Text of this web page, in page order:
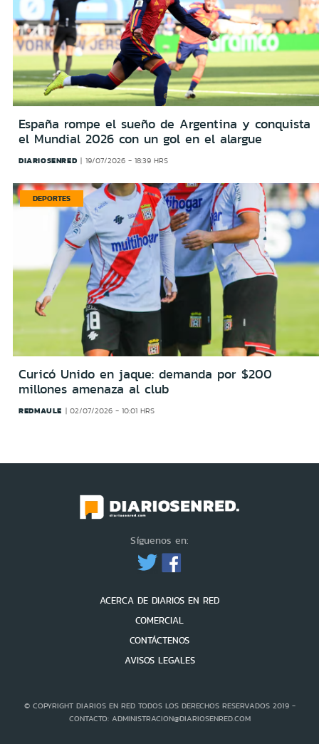
España rompe el sueño de Argentina y conquista
el Mundial 2026 con un gol en el alargue
DIARIOSENRED 19/07/2026 - 18:39 HRS
DEPORTES
Curicó Unido en jaque: demanda por $200
millones amenaza al club
REDMAULE 02/07/2026 - 10:01 HRS
Síguenos en:
ACERCA DE DIARIOS EN RED
COMERCIAL
CONTÁCTENOS
AVISOS LEGALES
© COPYRIGHT DIARIOS EN RED TODOS LOS DERECHOS RESERVADOS 2019 -
CONTACTO: ADMINISTRACION@DIARIOSENRED.COM